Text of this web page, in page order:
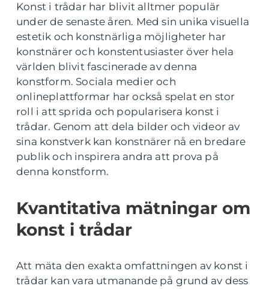
Konst i trådar har blivit alltmer populär
under de senaste åren. Med sin unika visuella
estetik och konstnärliga möjligheter har
konstnärer och konstentusiaster över hela
världen blivit fascinerade av denna
konstform. Sociala medier och
onlineplattformar har också spelat en stor
roll i att sprida och popularisera konst i
trådar. Genom att dela bilder och videor av
sina konstverk kan konstnärer nå en bredare
publik och inspirera andra att prova på
denna konstform.
Kvantitativa mätningar om
konst i trådar
Att mäta den exakta omfattningen av konst i
trådar kan vara utmanande på grund av dess